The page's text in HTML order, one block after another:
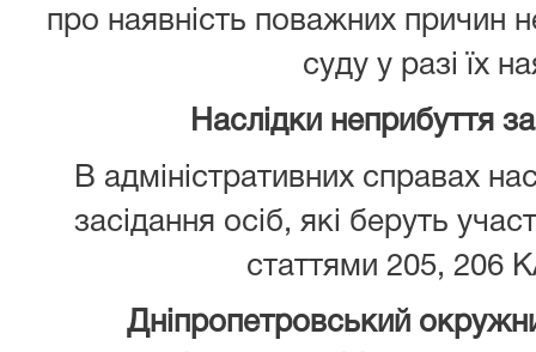
про наявність поважних причин
суду у разі їх
Наслідки неприбуття
В адміністративних справах
засідання осіб, які беруть
статтями 205, 206
Дніпропетровський